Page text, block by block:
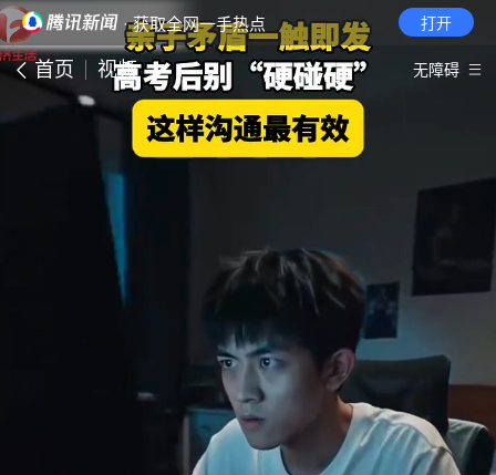
· 获取全网一手热点 打开
首页 视频 无障碍